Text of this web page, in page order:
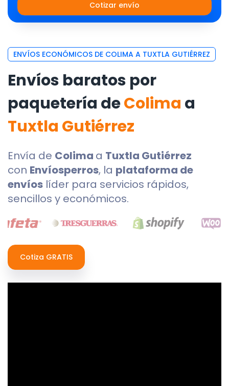
Cotizar envío
ENVÍOS ECONÓMICOS DE COLIMA A TUXTLA GUTIÉRREZ
Envíos baratos por
paquetería deColima a
Tuxtla Gutiérrez
Envía de Colima a Tuxtla Gutiérrez
con Envíosperros, la plataforma de
envíos líder para servicios rápidos,
sencillos y económicos.
Cotiza GRATIS